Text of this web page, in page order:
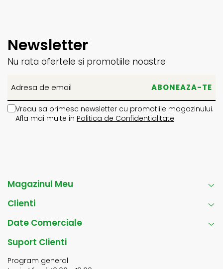
Newsletter
Nu rata ofertele si promotiile noastre
Vreau sa primesc newsletter cu promotiile magazinului.
Afla mai multe in Politica de Confidentialitate
Magazinul Meu
Clienti
Date Comerciale
Suport Clienti
Program general